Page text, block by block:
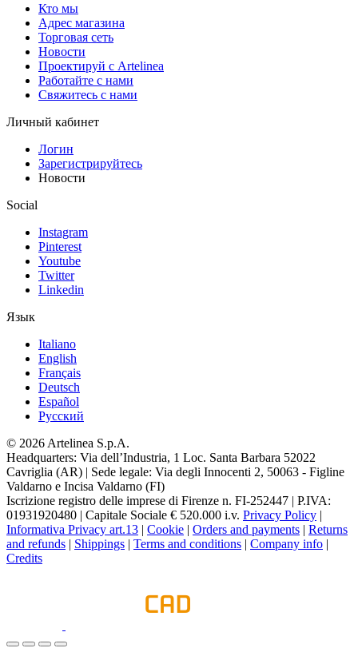
Кто мы
Адрес магазина
Торговая сеть
Новости
Проектируй с Artelinea
Работайте с нами
Свяжитесь с нами
Личный кабинет
Логин
Зарегистрируйтесь
Новости
Social
Instagram
Pinterest
Youtube
Twitter
Linkedin
Язык
Italiano
English
Français
Deutsch
Español
Pусский
© 2026 Artelinea S.p.A.
Headquarters: Via dell’Industria, 1 Loc. Santa Barbara 52022
Cavriglia (AR) | Sede legale: Via degli Innocenti 2, 50063 - Figline
Valdarno e Incisa Valdarno (FI)
Iscrizione registro delle imprese di Firenze n. FI-252447 | P.IVA:
01931920480 | Capitale Sociale € 520.000 i.v. Privacy Policy |
Informativa Privacy art.13 | Cookie | Orders and payments | Returns
and refunds | Shippings | Terms and conditions | Company info |
Credits